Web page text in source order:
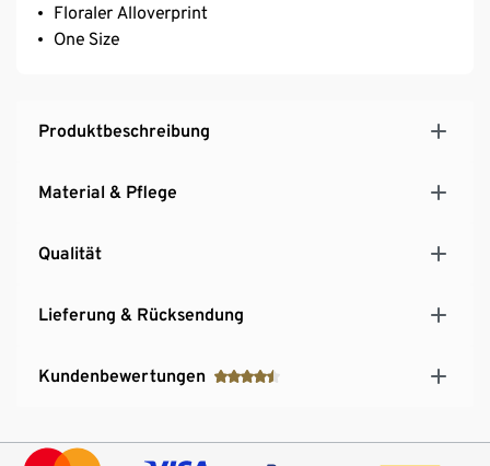
Floraler Alloverprint
One Size
Produktbeschreibung
Material & Pflege
Qualität
Lieferung & Rücksendung
Kundenbewertungen